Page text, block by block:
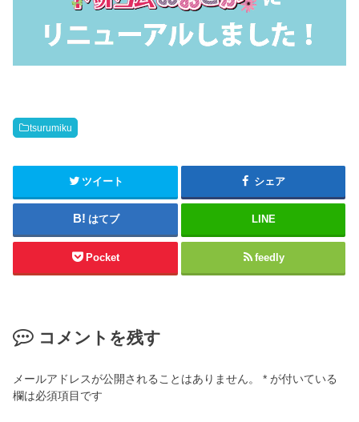
tsurumiku
ツイート シェア
はてブ LINE
Pocket feedly
コメントを残す
メールアドレスが公開されることはありません。 * が付いている
欄は必須項目です